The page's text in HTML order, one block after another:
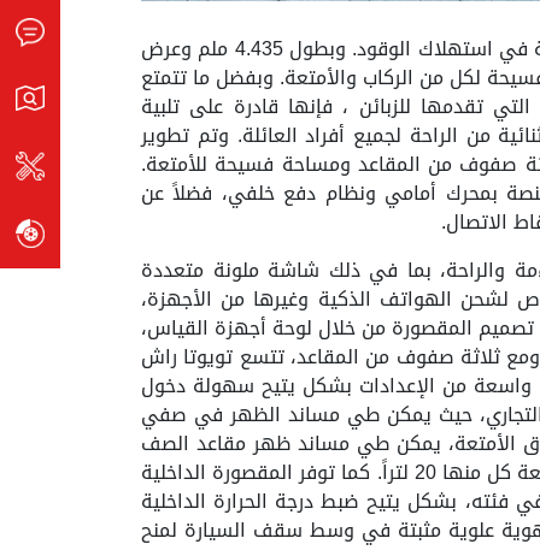
ذي 5 سرعات أو بناقل حركة أوتوماتيكي متطور ذي 4 سرعات، وذلك من أجل توفير تجربة نقل سلسة مع كفاءة عالية في استهلاك الوقود. وبطول 4.435 ملم وعرض
فسيحة لكل من الركاب والأمتعة. وبفضل ما تتمتع
تقدمها للزبائن ، فإنها قادرة على تلبية
من الراحة لجميع أفراد العائلة. وتم تطوير
صفوف من المقاعد ومساحة فسيحة للأمتعة.
على منصة بمحرك أمامي ونظام دفع خلفي، فضلاً عن
الاتصال.
والراحة، بما في ذلك شاشة ملونة متعددة
الهواتف الذكية وغيرها من الأجهزة،
على تصميم المقصورة من خلال لوحة أجهزة القياس،
ثلاثة صفوف من المقاعد، تتسع تويوتا راش
واسعة من الإعدادات بشكل يتيح سهولة دخول
التجاري، حيث يمكن طي مساند الظهر في صفي
الأمتعة، يمكن طي مساند ظهر مقاعد الصف
الثالث وقلبها إلى الأمام. وحتى عند إشغال جميع المقاعد، يمكن لصندوق الأمتعة استيعاب أربع قوارير ماء كبيرة سعة كل منها 20 لتراً. كما توفر المقصورة الداخلية
فئته، بشكل يتيح ضبط درجة الحرارة الداخلية
تهوية علوية مثبتة في وسط سقف السيارة لمنح